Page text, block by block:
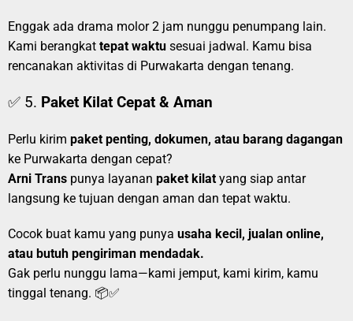
Enggak ada drama molor 2 jam nunggu penumpang lain.
Kami berangkat tepat waktu sesuai jadwal. Kamu bisa
rencanakan aktivitas di Purwakarta dengan tenang.
✅ 5. Paket Kilat Cepat & Aman
Perlu kirim paket penting, dokumen, atau barang dagangan
ke Purwakarta dengan cepat?
Arni Trans punya layanan paket kilat yang siap antar
langsung ke tujuan dengan aman dan tepat waktu.
Cocok buat kamu yang punya usaha kecil, jualan online,
atau butuh pengiriman mendadak.
Gak perlu nunggu lama—kami jemput, kami kirim, kamu
tinggal tenang. 📦✅